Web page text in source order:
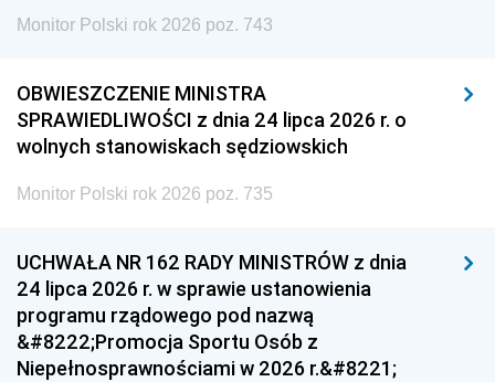
Monitor Polski rok 2026 poz. 743
OBWIESZCZENIE MINISTRA
SPRAWIEDLIWOŚCI z dnia 24 lipca 2026 r. o
wolnych stanowiskach sędziowskich
Monitor Polski rok 2026 poz. 735
UCHWAŁA NR 162 RADY MINISTRÓW z dnia
24 lipca 2026 r. w sprawie ustanowienia
programu rządowego pod nazwą
&#8222;Promocja Sportu Osób z
Niepełnosprawnościami w 2026 r.&#8221;